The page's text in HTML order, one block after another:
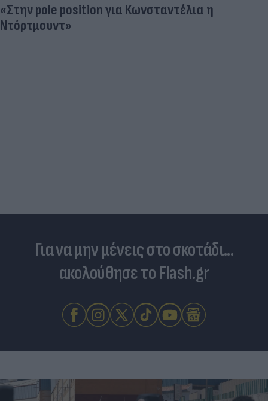
«Στην pole position για Κωνσταντέλια η
Ντόρτμουντ»
Για να μην μένεις στο σκοτάδι...
ακολούθησε το Flash.gr